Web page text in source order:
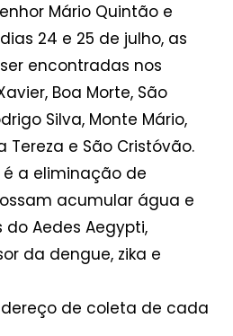
Mário Quintão e
24 e 25 de julho, as
encontradas nos
Boa Morte, São
Silva, Monte Mário,
Tereza e São Cristóvão.
a eliminação de
acumular água e
Aedes Aegypti,
da dengue, zika e
de coleta de cada